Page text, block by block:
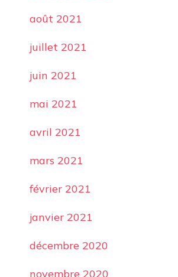
août 2021
juillet 2021
juin 2021
mai 2021
avril 2021
mars 2021
février 2021
janvier 2021
décembre 2020
novembre 2020